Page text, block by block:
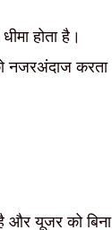
होता है।
नजरअंदाज करता
और यूजर को बिना